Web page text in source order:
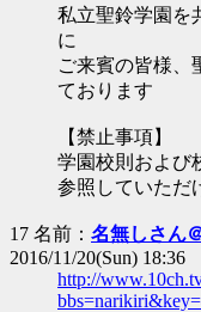
私立聖鈴学園を
に
ご来賓の皆様、
ております
【禁止事項】
学園校則および
参照していただ
17 名前： 名無しさん
2016/11/20(Sun) 18:36
http://